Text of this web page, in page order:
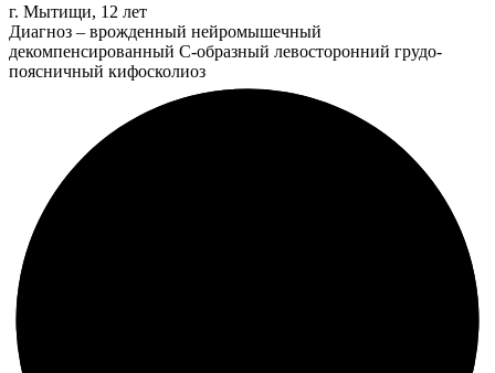
г. Мытищи, 12 лет
Диагноз – врожденный нейромышечный
декомпенсированный С-образный левосторонний грудо-
поясничный кифосколиоз